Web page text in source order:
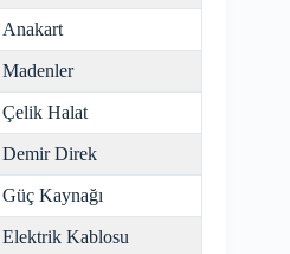
Anakart
Madenler
Çelik Halat
Demir Direk
Güç Kaynağı
Elektrik Kablosu